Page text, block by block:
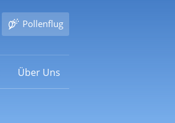
Pollenflug
Über Uns